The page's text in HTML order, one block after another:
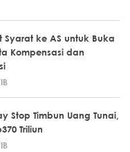
Syarat ke AS untuk Buka
Kompensasi dan
Stop Timbun Uang Tunai,
Triliun